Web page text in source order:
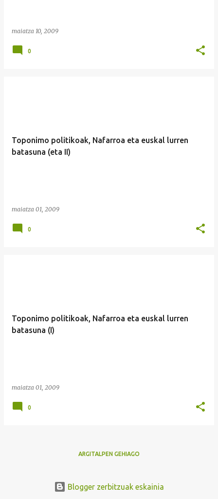
maiatza 10, 2009
0
Toponimo politikoak, Nafarroa eta euskal lurren
batasuna (eta II)
maiatza 01, 2009
0
Toponimo politikoak, Nafarroa eta euskal lurren
batasuna (I)
maiatza 01, 2009
0
ARGITALPEN GEHIAGO
Blogger zerbitzuak eskainia